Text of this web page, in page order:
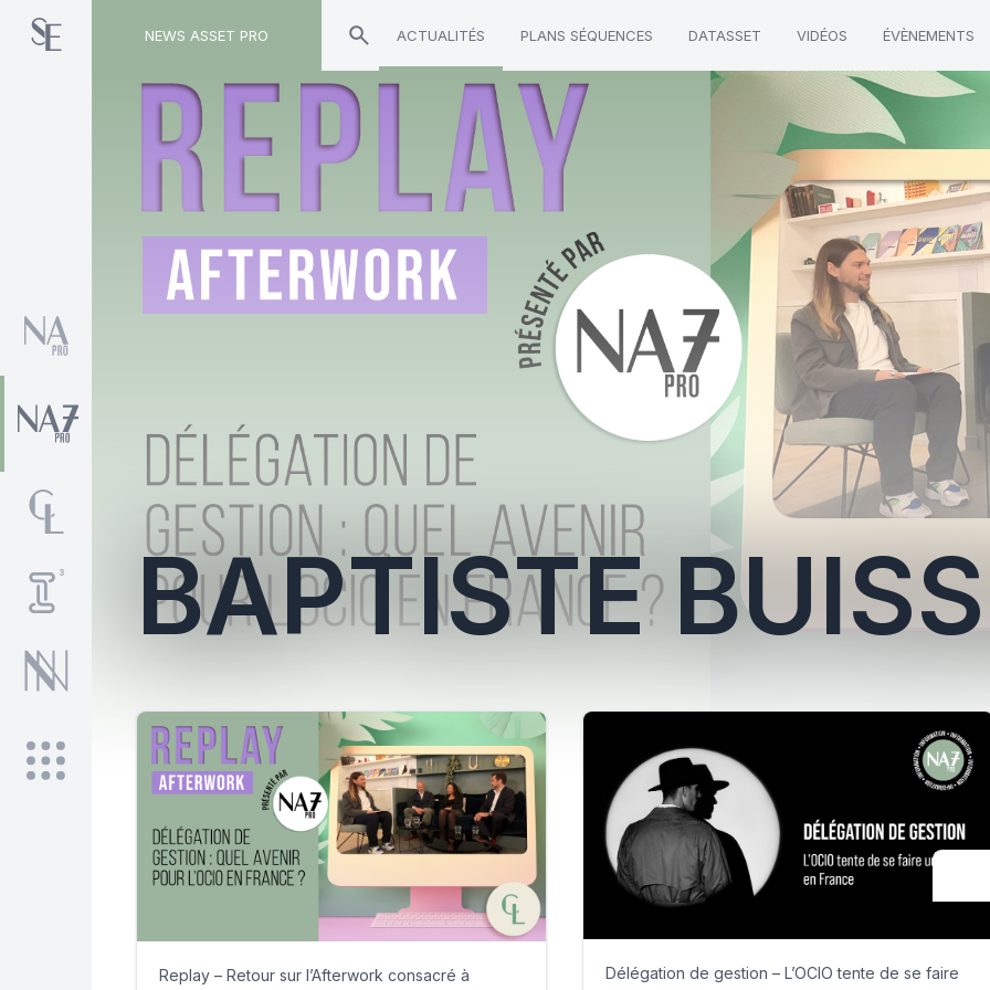
NEWS ASSET PRO ACTUALITÉS PLANS SÉQUENCES DATASSET VIDÉOS ÉVÈNEMENTS
Toute l'actualité sur le tag "Baptiste Buisson"
BAPTISTE
Replay – Retour sur l’Afterwork consacré à
Délégation de gestion – L’OCIO tente de se faire